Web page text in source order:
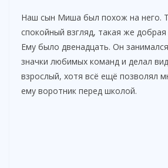
d
e
Наш сын Миша был похож на него.
спокойный взгляд, такая же
Ему было двенадцать. Он
значки любимых команд и делал
взрослый, хотя всё ещё позволял
ему воротник перед школой.